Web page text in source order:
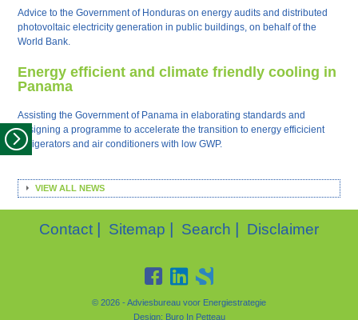
Advice to the Government of Honduras on energy audits and distributed
photovoltaic electricity generation in public buildings, on behalf of the
World Bank.
Energy efficient and climate friendly cooling in
Panama
Assisting the Government of Panama in elaborating standards and
designing a programme to accelerate the transition to energy efficicient
refrigerators and air conditioners with low GWP.
VIEW ALL NEWS
Contact | Sitemap | Search | Disclaimer
© 2026 - Adviesbureau voor Energiestrategie
Design: Buro In Petteau